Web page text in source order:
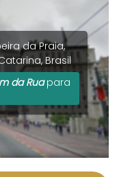
da Praia,
,Brasil
da Ruapara